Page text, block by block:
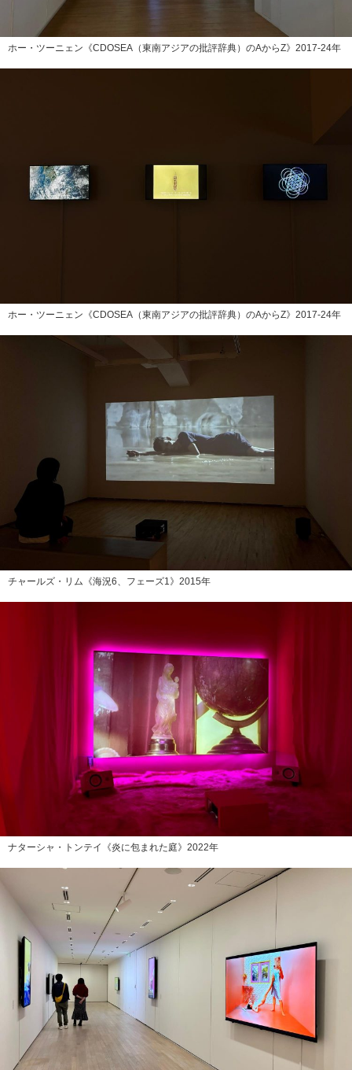
ホー・ツーニェン《CDOSEA（東南アジアの批評辞典）のAからZ》2017-24年
ホー・ツーニェン《CDOSEA（東南アジアの批評辞典）のAからZ》2017-24年
チャールズ・リム《海況6、フェーズ1》2015年
ナターシャ・トンテイ《炎に包まれた庭》2022年